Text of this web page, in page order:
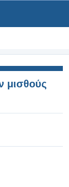
μισθούς